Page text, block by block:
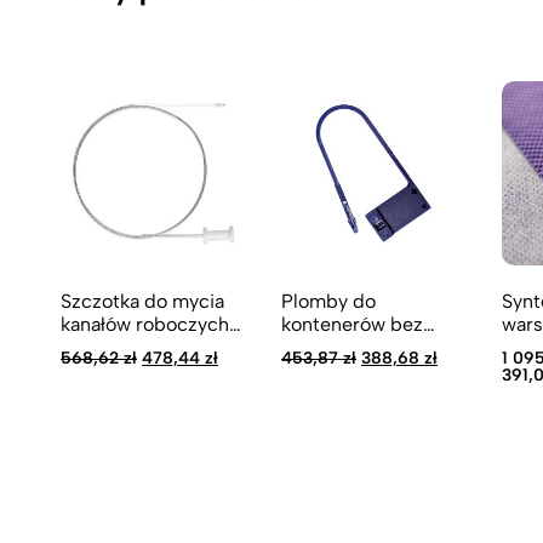
Szczotka do mycia
kanałów roboczych
endoskopów Small
Wonder
568,62zł Pierwotna
478,44 złAktualna
Plomby do
kontenerów bez
wskaźnika procesu
sterylizacji
453,87zł Pierwotna
388,68 złAktualna1